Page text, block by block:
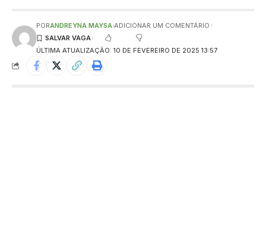
ÚLTIMA ATUALIZAÇÃO: 10 DE FEVEREIRO DE 2025 13:57
PORANDREYNA MAYSA ADICIONAR UM COMENTÁRIO